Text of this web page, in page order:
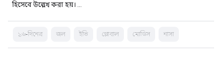
হিসেবে উল্লেখ করা হয়। …
১৬-দিনের জল ইভি গ্লোবাল মোডিস নাসা